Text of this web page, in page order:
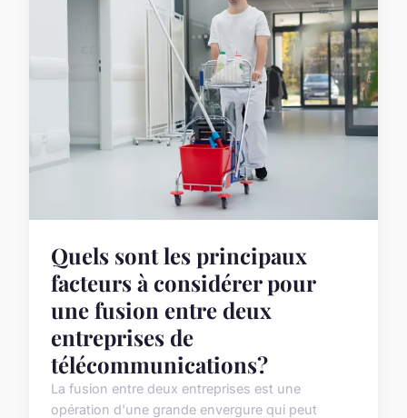
Quels sont les principaux
facteurs à considérer pour
une fusion entre deux
entreprises de
télécommunications?
La fusion entre deux entreprises est une
opération d'une grande envergure qui peut